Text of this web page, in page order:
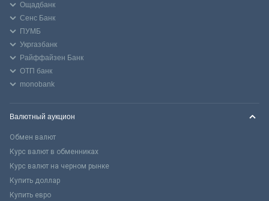
Ощадбанк
Сенс Банк
ПУМБ
Укргазбанк
Райффайзен Банк
ОТП банк
monobank
Валютный аукцион
Обмен валют
Курс валют в обменниках
Курс валют на черном рынке
Купить доллар
Купить евро